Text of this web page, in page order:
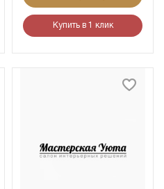
Купить в 1 клик